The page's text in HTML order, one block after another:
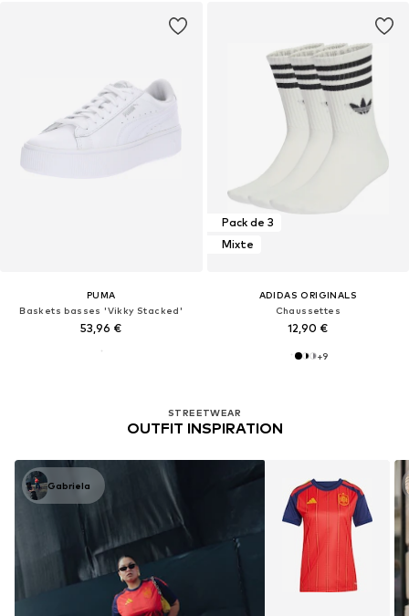
PUMA
Baskets basses 'Vikky Stacked'
53,96 €
Pack de 3
Mixte
ADIDAS ORIGINALS
Chaussettes
12,90 €
+9
STREETWEAR
OUTFIT INSPIRATION
Gabriela